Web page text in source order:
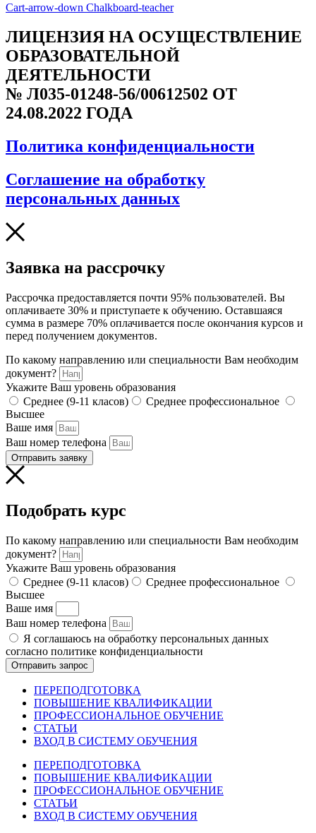
Cart-arrow-down Chalkboard-teacher
ЛИЦЕНЗИЯ НА ОСУЩЕСТВЛЕНИЕ
ОБРАЗОВАТЕЛЬНОЙ
ДЕЯТЕЛЬНОСТИ
№ Л035-01248-56/00612502 ОТ
24.08.2022 ГОДА
Политика конфиденциальности
Соглашение на обработку
персональных данных
Заявка на рассрочку
Рассрочка предоставляется почти 95% пользователей. Вы
оплачиваете 30% и приступаете к обучению. Оставшаяся
сумма в размере 70% оплачивается после окончания курсов и
перед получением документов.
По какому направлению или специальности Вам необходим
документ?
Укажите Ваш уровень образования
Среднее (9-11 класов)
Среднее профессиональное
Высшее
Ваше имя
Ваш номер телефона
Отправить заявку
Подобрать курс
По какому направлению или специальности Вам необходим
документ?
Укажите Ваш уровень образования
Среднее (9-11 класов)
Среднее профессиональное
Высшее
Ваше имя
Ваш номер телефона
Я соглашаюсь на обработку персональных данных
согласно политике конфиденциальности
Отправить запрос
ПЕРЕПОДГОТОВКА
ПОВЫШЕНИЕ КВАЛИФИКАЦИИ
ПРОФЕССИОНАЛЬНОЕ ОБУЧЕНИЕ
СТАТЬИ
ВХОД В СИСТЕМУ ОБУЧЕНИЯ
ПЕРЕПОДГОТОВКА
ПОВЫШЕНИЕ КВАЛИФИКАЦИИ
ПРОФЕССИОНАЛЬНОЕ ОБУЧЕНИЕ
СТАТЬИ
ВХОД В СИСТЕМУ ОБУЧЕНИЯ